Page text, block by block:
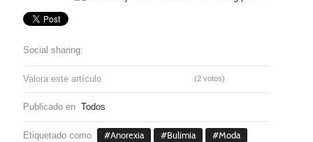
Social sharing:
Valora este artículo (2 votos)
Publicado en Todos
Etiquetado como Anorexia Bulimia Moda